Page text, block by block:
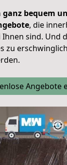
ganz bequem
, die
Ihnen sind. Und
zu
Angebote